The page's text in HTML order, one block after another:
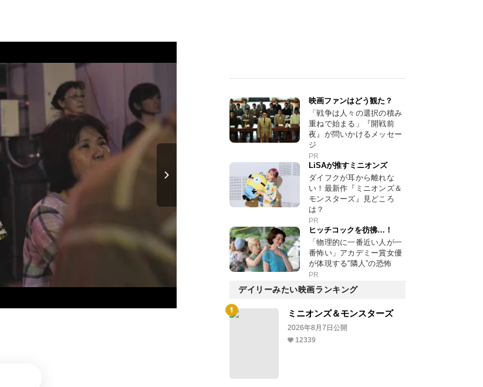
映画ファンはどう観た？
「戦争は人々の選択の積み
重ねで始まる」『開戦前
夜』が問いかけるメッセー
ジ
PR
LiSAが推すミニオンズ
ダイフクが耳から離れな
い！最新作『ミニオンズ＆
モンスターズ』見どころ
は？
PR
ヒッチコックを彷彿…！
「物理的に一番近い人が一
番怖い」アカデミー賞女優
が体現する“隣人”の恐怖
PR
デイリーみたい映画ランキング
ミニオンズ＆モンスターズ
2026年8月7日公開
12339